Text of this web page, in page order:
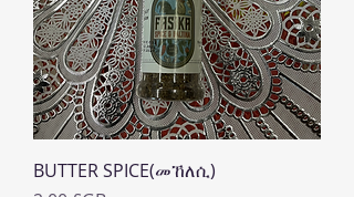
BUTTER SPICE(መኸለሲ)